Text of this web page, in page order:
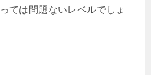
ては問題ないレベルでしょ